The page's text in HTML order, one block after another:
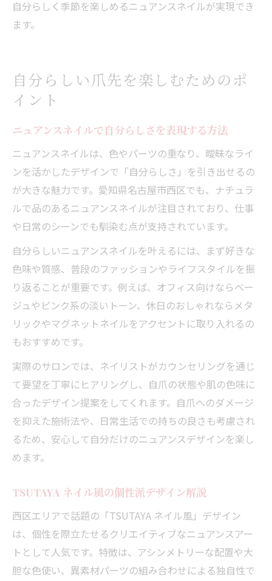
自分らしく季節を楽しめるニュアンスネイルが実現でき
ます。
自分らしい爪先を楽しむためのポ
イント
ニュアンスネイルで自分らしさを表現する方法
ニュアンスネイルは、色やパーツの重なり、曖昧なライ
ンを活かしたデザインで「自分らしさ」を引き出せるの
が大きな魅力です。愛知県名古屋市西区でも、ナチュラ
ルで品のあるニュアンスネイルが注目されており、仕事
や日常のシーンでも馴染む点が支持されています。
自分らしいニュアンスネイルを叶えるには、まず好きな
色味や質感、普段のファッションやライフスタイルを振
り返ることが重要です。例えば、オフィス向けならベー
ジュやピンク系の淡いトーン、休日のおしゃれならメタ
リックやマグネットネイルをアクセントに取り入れるの
もおすすめです。
実際のサロンでは、ネイリストがカウンセリングを通じ
て要望を丁寧にヒアリングし、自爪の状態や肌の色味に
合ったデザイン提案をしてくれます。自爪へのダメージ
を抑えた施術法や、日常生活での持ちの良さも考慮され
るため、安心して自分だけのニュアンスデザインを楽し
めます。
TSUTAYA ネイル風の個性派デザイン解説
西区エリアで話題の「TSUTAYA ネイル風」デザイン
は、個性を際立たせるクリエイティブなニュアンスアー
トとして人気です。特徴は、アシンメトリーな配置や大
胆な色使い、異素材パーツの組み合わせによる独自性で